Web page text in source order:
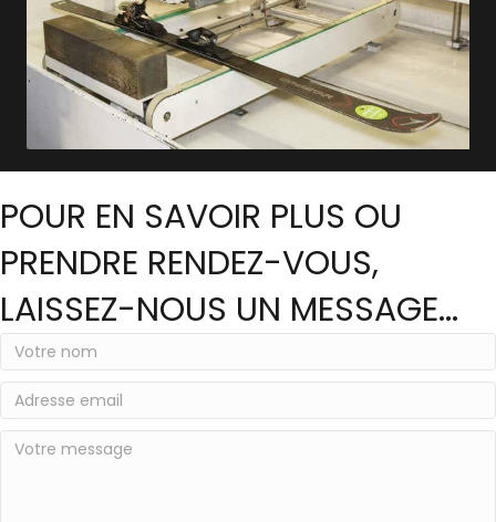
POUR EN SAVOIR PLUS OU
PRENDRE RENDEZ-VOUS,
LAISSEZ-NOUS UN MESSAGE...